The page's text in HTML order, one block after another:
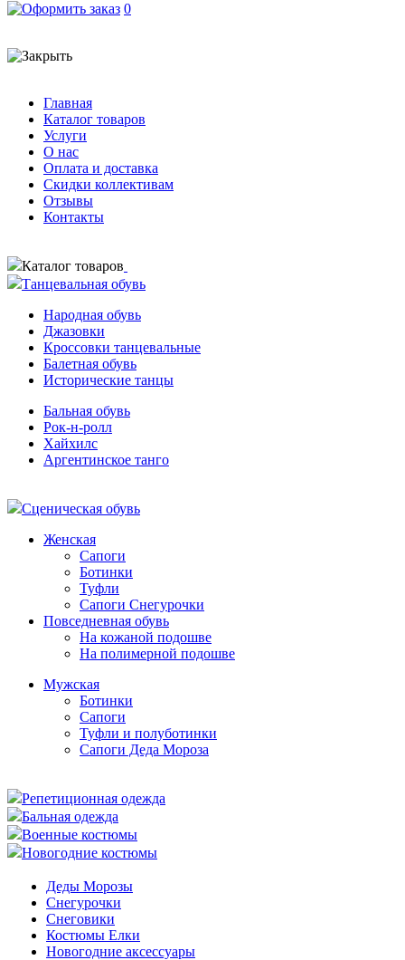
0
Главная
Каталог товаров
Услуги
О нас
Оплата и доставка
Скидки коллективам
Отзывы
Контакты
Каталог товаров
Танцевальная обувь
Народная обувь
Джазовки
Кроссовки танцевальные
Балетная обувь
Исторические танцы
Бальная обувь
Рок-н-ролл
Хайхилс
Аргентинское танго
Сценическая обувь
Женская
Сапоги
Ботинки
Туфли
Сапоги Снегурочки
Повседневная обувь
На кожаной подошве
На полимерной подошве
Мужская
Ботинки
Сапоги
Туфли и полуботинки
Сапоги Деда Мороза
Репетиционная одежда
Бальная одежда
Военные костюмы
Новогодние костюмы
Деды Морозы
Снегурочки
Снеговики
Костюмы Елки
Новогодние аксессуары